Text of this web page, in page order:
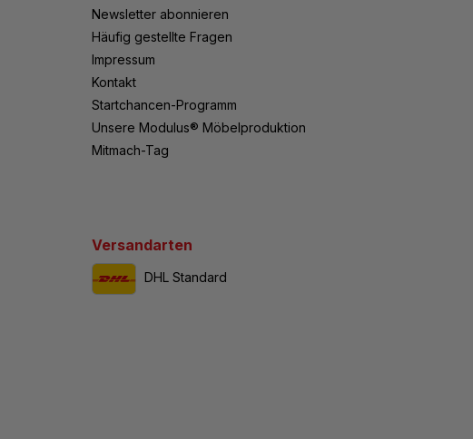
Newsletter abonnieren
Häufig gestellte Fragen
Impressum
Kontakt
Startchancen-Programm
Unsere Modulus® Möbelproduktion
Mitmach-Tag
Versandarten
DHL Standard